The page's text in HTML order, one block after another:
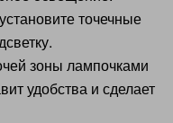
точечные
зоны лампочками
удобства и сделает